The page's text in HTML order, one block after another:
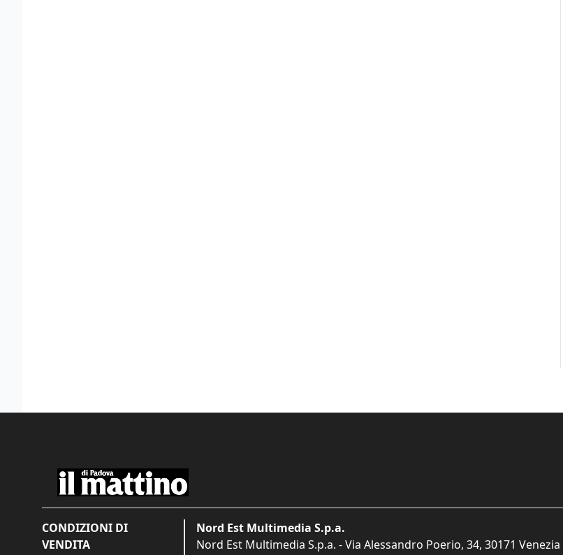
CONDIZIONI DI
VENDITA
Nord Est Multimedia S.p.a.
Nord Est Multimedia S.p.a. - Via Alessandro Poerio, 34, 30171 Venezia